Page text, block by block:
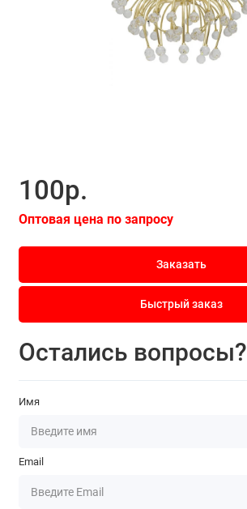
100р.
Оптовая цена по запросу
Заказать
Быстрый заказ
Остались вопросы?
Имя
Email